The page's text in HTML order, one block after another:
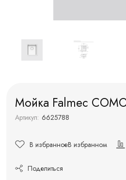
Мойка Falmec
Артикул: 6625788
В избранноеВ избранном
Поделиться